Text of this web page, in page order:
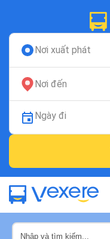
Nơi xuất phát
Nơi đến
Ngày đi